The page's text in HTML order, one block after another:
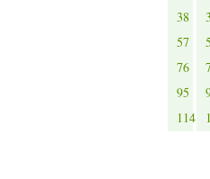
38
57
76
95
114